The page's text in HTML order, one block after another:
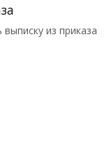
из приказа